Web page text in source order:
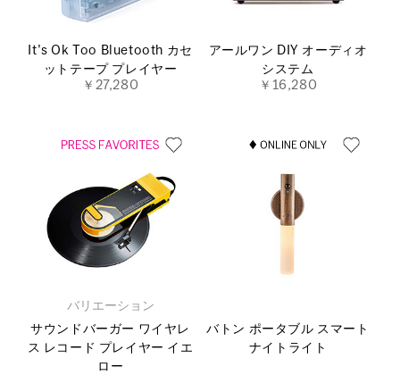
It's Ok Too Bluetooth カセ
ットテープ プレイヤー
￥27,280
アールワン DIY オーディオ
システム
￥16,280
バリエーション
サウンドバーガー ワイヤレ
ス レコード プレイヤー イエ
ロー
バトン ポータブル スマート
ナイトライト